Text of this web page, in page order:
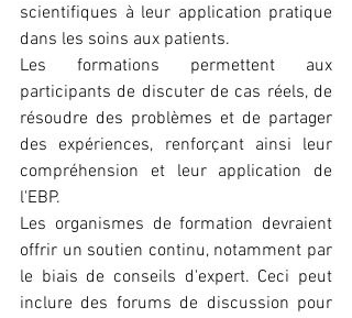
scientifiques à leur application pratique
dans les soins aux patients.
Les formations permettent aux
participants de discuter de cas réels, de
résoudre des problèmes et de partager
des expériences, renforçant ainsi leur
compréhension et leur application de
l'EBP.
Les organismes de formation devraient
offrir un soutien continu, notamment par
le biais de conseils d'expert. Ceci peut
inclure des forums de discussion pour